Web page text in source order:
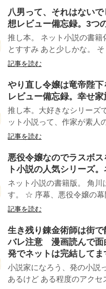
八男って、それはない
想レビュー備忘録。3つ
推し本。 ネット小説の書
とすすみ あと少しかな。
記事を読む
やり直し令嬢は竜帝陛
レビュー備忘録。幸せ
推し本。大好きなシリーズ
ット小説って、作家が素人
記事を読む
悪役令嬢なのでラスボ
ト小説の人気シリーズ
ネット小説の書籍版。 角
す。 ☆ 序幕、悪役令嬢の幕
記事を読む
生き残り錬金術師は街
バレ注意 漫画読んで面
発でネットは完結してま
小説家になろう、発の小説
あるけど ある程度のアク